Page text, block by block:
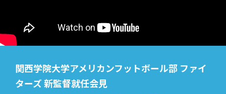
関西学院大学アメリカンフットボール部 ファイ
ターズ 新監督就任会見